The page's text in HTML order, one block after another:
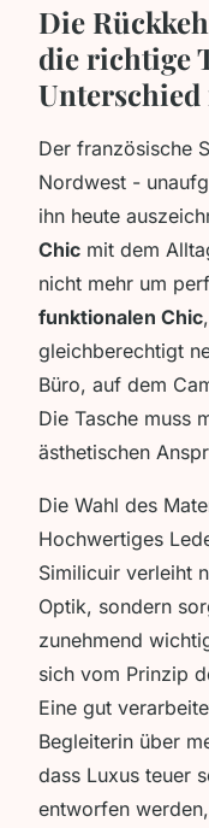
Die
die richtige
Unterschied
Der französische
Nordwest -
ihn heute
Chic mit dem
nicht mehr um
funktionalen Chic
gleichberechtigt
Büro, auf dem
Die Tasche muss
ästhetischen
Die Wahl des
Hochwertiges
Similicuir verleiht
Optik, sondern
zunehmend
sich vom Prinzip
Eine gut
Begleiterin über
dass Luxus teuer
entworfen